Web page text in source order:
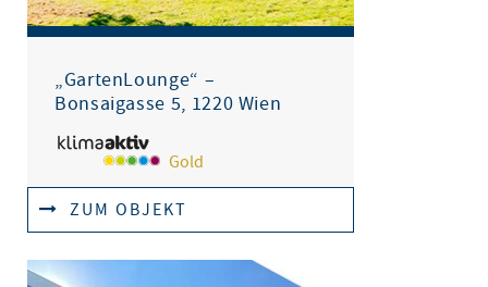
„GartenLounge“ –
Bonsaigasse 5, 1220 Wien
Gold
ZUM OBJEKT